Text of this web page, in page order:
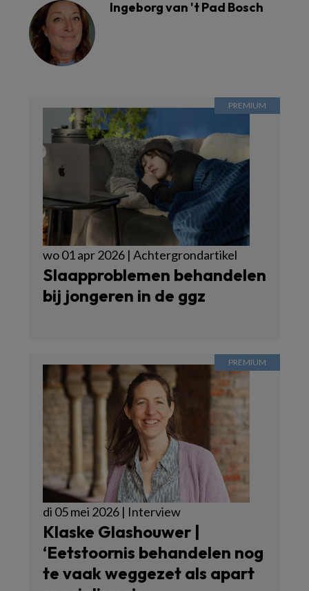
Ingeborg van 't Pad Bosch
wo 01 apr 2026 | Achtergrondartikel
Slaapproblemen behandelen
bij jongeren in de ggz
di 05 mei 2026 | Interview
Klaske Glashouwer |
‘Eetstoornis behandelen nog
te vaak weggezet als apart